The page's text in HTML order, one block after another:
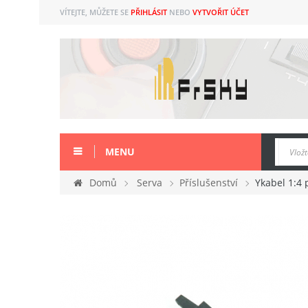
VÍTEJTE, MŮŽETE SE PŘIHLÁSIT NEBO VYTVOŘIT ÚČET
MENU
Domů Serva Příslušenství Ykabel 1:4